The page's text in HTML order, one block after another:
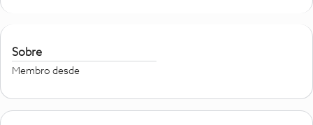
Sobre
Membro desde